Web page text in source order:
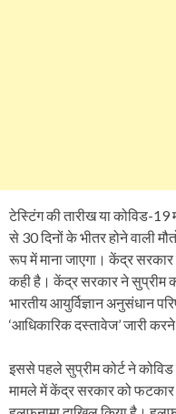
टेस्टिंग की तारीख या कोविड-19
से 30 दिनों के भीतर होने वाली
रूप में माना जाएगा। केंद्र
कही है। केंद्र सरकार ने सुप्रीम
भारतीय आयुर्विज्ञान अनुसंधान
‘आधिकारिक दस्तावेज’ जारी
इससे पहले सुप्रीम कोर्ट ने
मामले में केंद्र सरकार को